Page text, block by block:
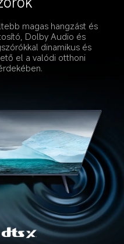
magas hangzást és
Dolby Audio és
dinamikus és
el a valódi otthoni